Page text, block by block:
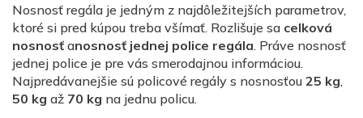
Nosnosť regála je jedným z najdôležitejších parametrov,
ktoré si pred kúpou treba všímať. Rozlišuje sa celková
nosnosť anosnosť jednej police regála. Práve nosnosť
jednej police je pre vás smerodajnou informáciou.
Najpredávanejšie sú policové regály s nosnosťou 25 kg,
50 kg až 70 kg na jednu policu.